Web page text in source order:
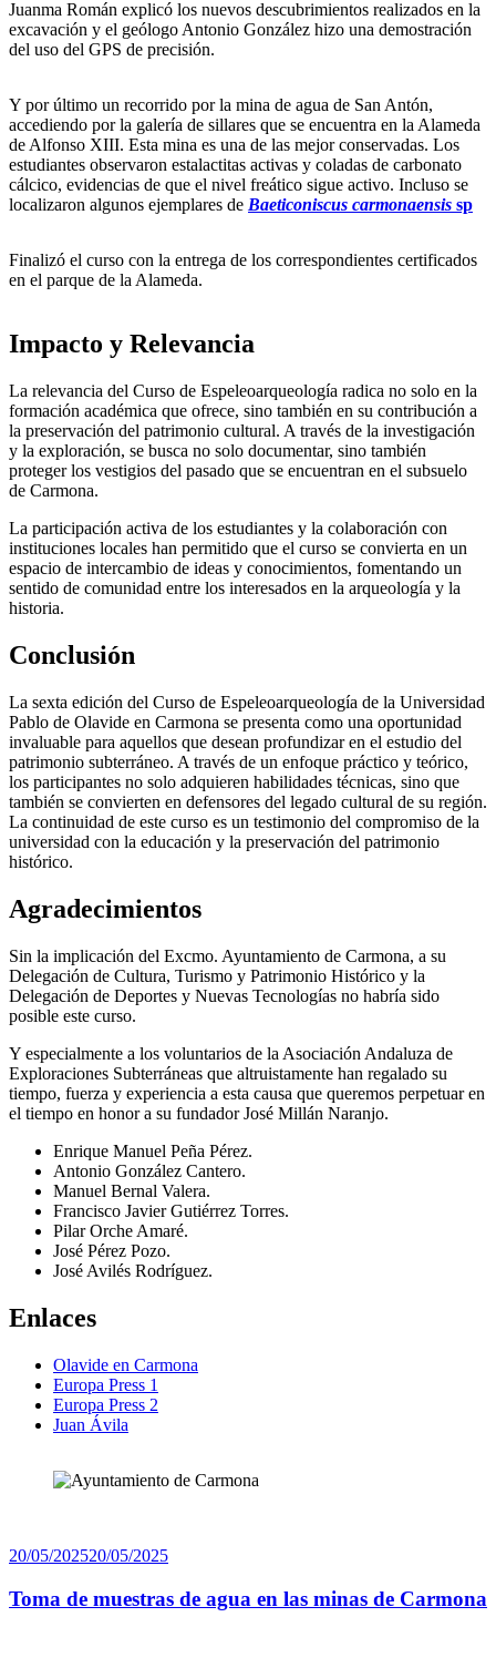
Juanma Román explicó los nuevos descubrimientos realizados en la
excavación y el geólogo Antonio González hizo una demostración
del uso del GPS de precisión.
Y por último un recorrido por la mina de agua de San Antón,
accediendo por la galería de sillares que se encuentra en la Alameda
de Alfonso XIII. Esta mina es una de las mejor conservadas. Los
estudiantes observaron estalactitas activas y coladas de carbonato
cálcico, evidencias de que el nivel freático sigue activo. Incluso se
localizaron algunos ejemplares de Baeticoniscus carmonaensis sp
Finalizó el curso con la entrega de los correspondientes certificados
en el parque de la Alameda.
Impacto y Relevancia
La relevancia del Curso de Espeleoarqueología radica no solo en la
formación académica que ofrece, sino también en su contribución a
la preservación del patrimonio cultural. A través de la investigación
y la exploración, se busca no solo documentar, sino también
proteger los vestigios del pasado que se encuentran en el subsuelo
de Carmona.
La participación activa de los estudiantes y la colaboración con
instituciones locales han permitido que el curso se convierta en un
espacio de intercambio de ideas y conocimientos, fomentando un
sentido de comunidad entre los interesados en la arqueología y la
historia.
Conclusión
La sexta edición del Curso de Espeleoarqueología de la Universidad
Pablo de Olavide en Carmona se presenta como una oportunidad
invaluable para aquellos que desean profundizar en el estudio del
patrimonio subterráneo. A través de un enfoque práctico y teórico,
los participantes no solo adquieren habilidades técnicas, sino que
también se convierten en defensores del legado cultural de su región.
La continuidad de este curso es un testimonio del compromiso de la
universidad con la educación y la preservación del patrimonio
histórico.
Agradecimientos
Sin la implicación del Excmo. Ayuntamiento de Carmona, a su
Delegación de Cultura, Turismo y Patrimonio Histórico y la
Delegación de Deportes y Nuevas Tecnologías no habría sido
posible este curso.
Y especialmente a los voluntarios de la Asociación Andaluza de
Exploraciones Subterráneas que altruistamente han regalado su
tiempo, fuerza y experiencia a esta causa que queremos perpetuar en
el tiempo en honor a su fundador José Millán Naranjo.
Enrique Manuel Peña Pérez.
Antonio González Cantero.
Manuel Bernal Valera.
Francisco Javier Gutiérrez Torres.
Pilar Orche Amaré.
José Pérez Pozo.
José Avilés Rodríguez.
Enlaces
Olavide en Carmona
Europa Press 1
Europa Press 2
Juan Ávila
Publicado
20/05/202520/05/2025
Toma de muestras de agua en las minas de Carmona